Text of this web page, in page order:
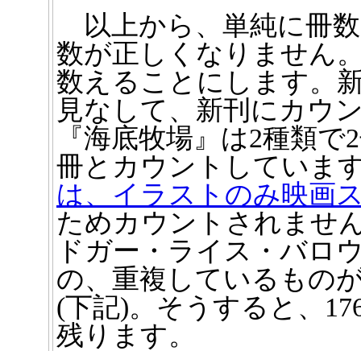
以上から、単純に冊
数が正しくなりません
数えることにします。
見なして、新刊にカウ
『海底牧場』は2種類
冊とカウントしていま
は、イラストのみ映画
ためカウントされませ
ドガー・ライス・バロ
の、重複しているもの
(下記)。そうすると、
残ります。